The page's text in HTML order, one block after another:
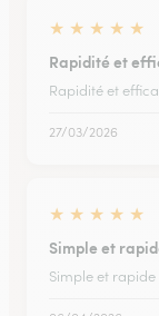
★ ★ ★ ★ ★
Rapidité et
Rapidité et
27/03/2026
★ ★ ★ ★ ★
Simple et
Simple et rapide